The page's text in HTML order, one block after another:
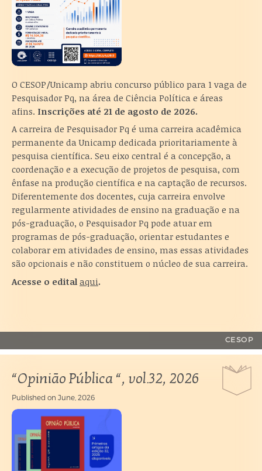
O CESOP/Unicamp abriu concurso público para 1 vaga de
Pesquisador Pq, na área de Ciência Política e áreas
afins. Inscrições até 21 de agosto de 2026.
A carreira de Pesquisador Pq é uma carreira acadêmica
permanente da Unicamp dedicada prioritariamente à
pesquisa científica. Seu eixo central é a concepção, a
coordenação e a execução de projetos de pesquisa, com
ênfase na produção científica e na captação de recursos.
Diferentemente dos docentes, cuja carreira envolve
regularmente atividades de ensino na graduação e na
pós-graduação, o Pesquisador Pq pode atuar em
programas de pós-graduação, orientar estudantes e
colaborar em atividades de ensino, mas essas atividades
são opcionais e não constituem o núcleo de sua carreira.
Acesse o edital aqui.
the
content
CESOP
“Opinião Pública “, vol.32, 2026
Published on June, 2026